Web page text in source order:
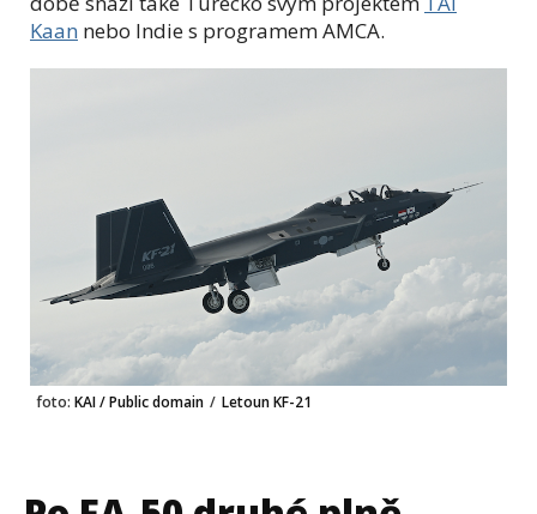
Kaan nebo Indie s programem AMCA.
foto: KAI / Public domain / Letoun KF-21